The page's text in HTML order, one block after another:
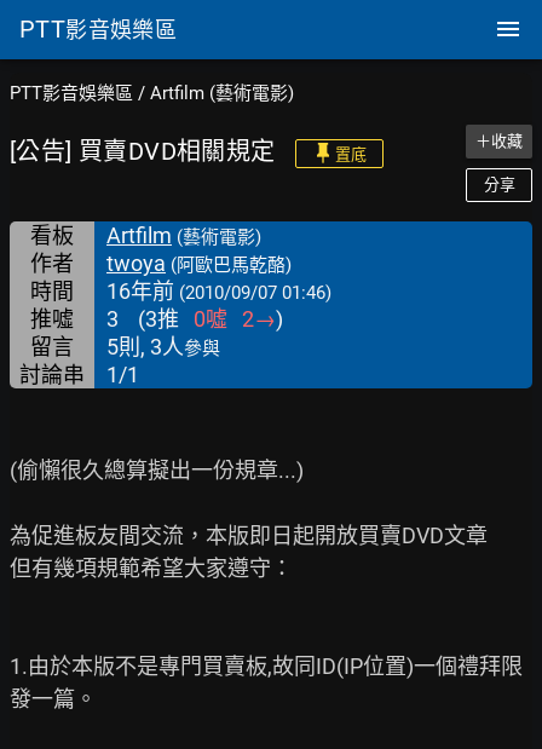
PTT影音娛樂區
PTT影音娛樂區 / Artfilm (藝術電影)
[公告] 買賣DVD相關規定 置底
＋收藏
分享
看板 Artfilm (藝術電影)
作者 twoya (阿歐巴馬乾酪)
時間 16年前 (2010/09/07 01:46)
推噓 3 (3推 0噓 2→)
留言
5則, 3人參與
討論串 1/1
(偷懶很久總算擬出一份規章...)
為促進板友間交流，本版即日起開放買賣DVD文章
但有幾項規範希望大家遵守：
1.由於本版不是專門買賣板,故同ID(IP位置)一個禮拜限
發一篇。